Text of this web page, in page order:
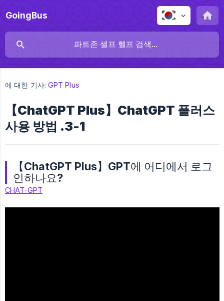
GoingBus
에 대한 기사: GPT Plus
【ChatGPT Plus】ChatGPT 플러스
사용 방법 .3-1
【ChatGPT Plus】GPT에 어디에서 로그
인하나요?
CHAT-GPT